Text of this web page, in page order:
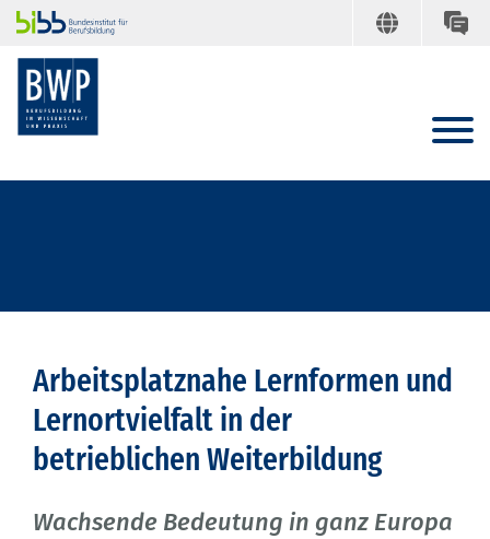
Arbeitsplatznahe Lernformen und
Lernortvielfalt in der
betrieblichen Weiterbildung
Wachsende Bedeutung in ganz Europa